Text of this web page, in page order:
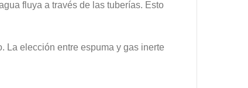
fluya a través de las tuberías. Esto
La elección entre espuma y gas inerte